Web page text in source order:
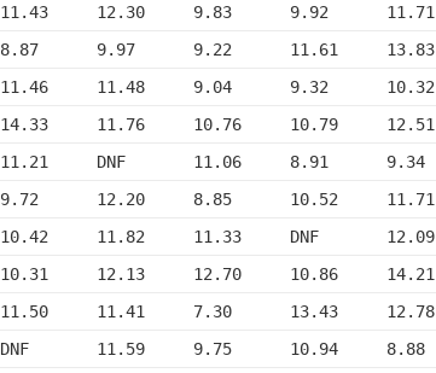
11.43     12.30     9.83      9.92      11.71
8.87      9.97      9.22      11.61     13.83
11.46     11.48     9.04      9.32      10.32
14.33     11.76     10.76     10.79     12.51
11.21     DNF       11.06     8.91      9.34
9.72      12.20     8.85      10.52     11.71
10.42     11.82     11.33     DNF       12.09
10.31     12.13     12.70     10.86     14.21
11.50     11.41     7.30      13.43     12.78
DNF       11.59     9.75      10.94     8.88